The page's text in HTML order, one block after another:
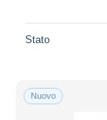
Stato
Nuovo